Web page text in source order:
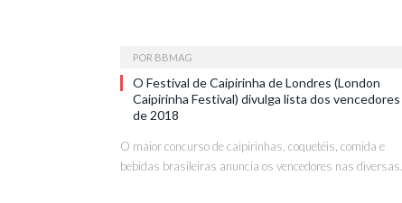
POR BBMAG
O Festival de Caipirinha de Londres (London
Caipirinha Festival) divulga lista dos vencedores
de 2018
O maior concurso de caipirinhas, coquetéis, comida e
bebidas brasileiras anuncia os vencedores nas diversas…